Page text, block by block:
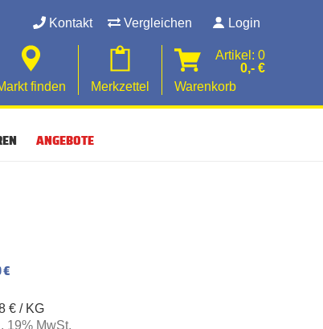
Kontakt Vergleichen Login
finden Merkzettel
Artikel: 0
0,- €
Warenkorb
ANGEBOTE
€ / KG
19% MwSt.